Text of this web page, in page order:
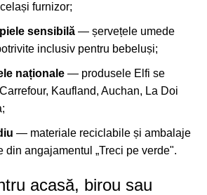
furnizor;
sensibilă — șervețele umede
inclusiv pentru bebeluși;
naționale — produsele Elfi se
Kaufland, Auchan, La Doi
— materiale reciclabile și ambalaje
din angajamentul „Treci pe verde".
acasă, birou sau